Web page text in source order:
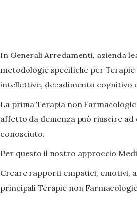
In Generali Arredamenti, azienda
metodologie specifiche per
intellettive, decadimento cognitivo
La prima Terapia non
affetto da demenza può riuscire
conosciuto.
Per questo il nostro approccio
Creare rapporti empatici, emotivi,
principali Terapie non